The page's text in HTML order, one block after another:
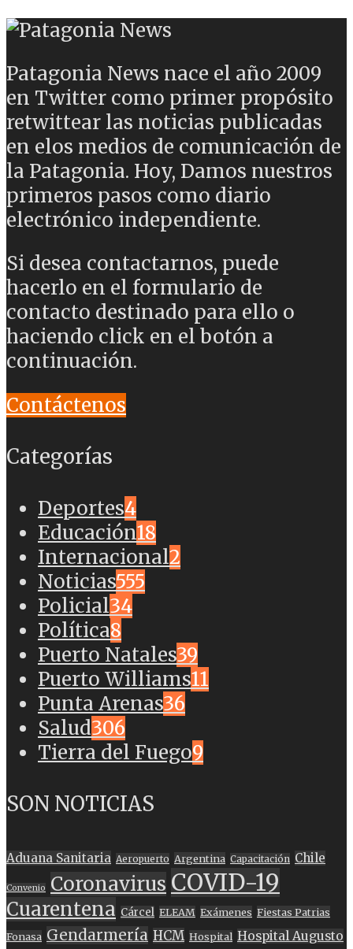
Patagonia News nace el año 2009
en Twitter como primer propósito
retwittear las noticias publicadas
en elos medios de comunicación de
la Patagonia. Hoy, Damos nuestros
primeros pasos como diario
electrónico independiente.
Si desea contactarnos, puede
hacerlo en el formulario de
contacto destinado para ello o
haciendo click en el botón a
continuación.
Contáctenos
Categorías
Deportes4
Educación18
Internacional2
Noticias555
Policial34
Política8
Puerto Natales39
Puerto Williams11
Punta Arenas36
Salud306
Tierra del Fuego9
SON NOTICIAS
Aduana Sanitaria Aeropuerto Argentina Capacitación Chile
Convenio Coronavirus COVID-19
Cuarentena Cárcel ELEAM Exámenes Fiestas Patrias
Fonasa Gendarmería HCM Hospital Hospital Augusto